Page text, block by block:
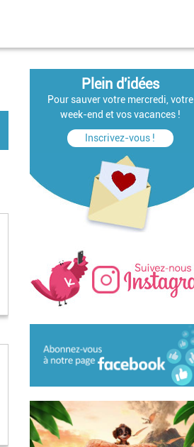
Plein d'idées
Pour sauver votre mercredi, votre
week-end et vos vacances !
Inscrivez-vous !